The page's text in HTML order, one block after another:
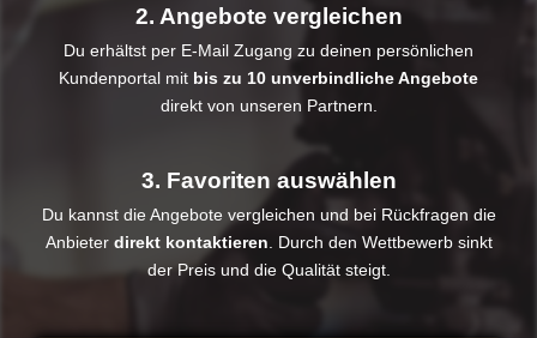
2. Angebote vergleichen
Du erhältst per E-Mail Zugang zu deinen persönlichen
Kundenportal mit bis zu 10 unverbindliche Angebote
direkt von unseren Partnern.
3. Favoriten auswählen
Du kannst die Angebote vergleichen und bei Rückfragen die
Anbieter direkt kontaktieren. Durch den Wettbewerb sinkt
der Preis und die Qualität steigt.​